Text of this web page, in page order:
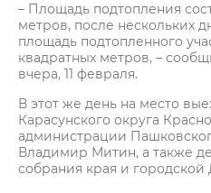
– Площадь подтопления
метров, после нескольких
площадь подтопленного
квадратных метров, –
вчера, 11 февраля.
В этот же день на место
Карасунского округа
администрации
Владимир Митин, а также
собрания края и